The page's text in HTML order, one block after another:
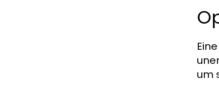
um